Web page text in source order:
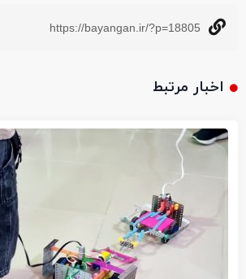
https://bayangan.ir/?p=18805
اخبار مرتبط